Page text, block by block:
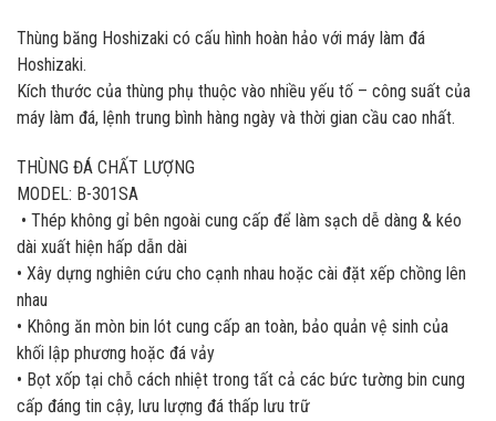
Thùng băng Hoshizaki có cấu hình hoàn hảo với máy làm đá
Hoshizaki.
Kích thước của thùng phụ thuộc vào nhiều yếu tố – công suất của
máy làm đá, lệnh trung bình hàng ngày và thời gian cầu cao nhất.
THÙNG ĐÁ CHẤT LƯỢNG
MODEL: B-301SA
• Thép không gỉ bên ngoài cung cấp để làm sạch dễ dàng & kéo
dài xuất hiện hấp dẫn dài
• Xây dựng nghiên cứu cho cạnh nhau hoặc cài đặt xếp chồng lên
nhau
• Không ăn mòn bin lót cung cấp an toàn, bảo quản vệ sinh của
khối lập phương hoặc đá vảy
• Bọt xốp tại chỗ cách nhiệt trong tất cả các bức tường bin cung
cấp đáng tin cậy, lưu lượng đá thấp lưu trữ